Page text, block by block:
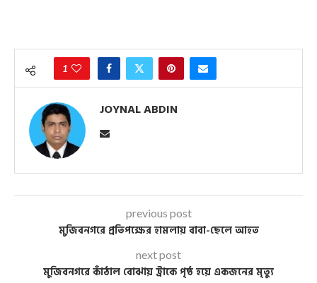
1
JOYNAL ABDIN
previous post
মুজিবনগরে প্রতিপক্ষের হামলায় বাবা-ছেলে আহত
next post
মুজিবনগরে কাঁঠাল বোঝায় ট্রাকে পৃষ্ঠ হয়ে একজনের মৃত্যু